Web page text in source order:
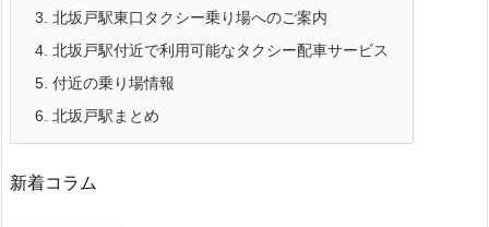
3. 北坂戸駅東口タクシー乗り場へのご案内
4. 北坂戸駅付近で利用可能なタクシー配車サービス
5. 付近の乗り場情報
6. 北坂戸駅まとめ
新着コラム